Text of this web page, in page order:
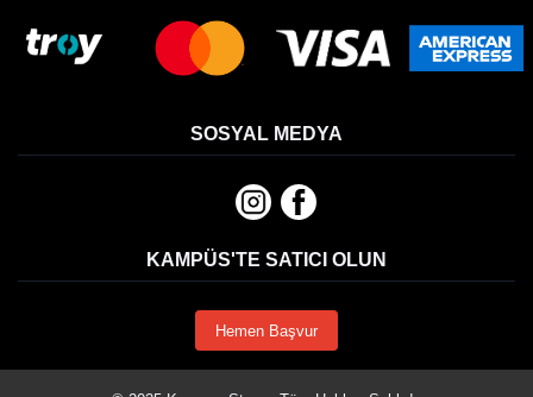
SOSYAL MEDYA
KAMPÜS'TE SATICI OLUN
Hemen Başvur